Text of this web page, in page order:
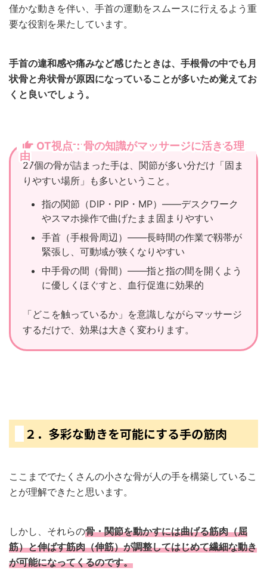
僅かな動きを伴い、手首の運動をスムースに行えるよう重
要な役割を果たしています。
手首の違和感や痛みなど感じたときは、手根骨の中でも月
状骨と舟状骨が原因になっていることが多いため覚えてお
くと良いでしょう。
OT視点：骨の知識がマッサージに活きる理
由
27個の骨が詰まった手は、関節が多い分だけ「固ま
りやすい場所」も多いということ。
指の関節（DIP・PIP・MP）——デスクワーク
やスマホ操作で曲げたまま固まりやすい
手首（手根骨周辺）——長時間の作業で靱帯が
緊張し、可動域が狭くなりやすい
中手骨の間（骨間）——指と指の間を開くよう
に優しくほぐすと、血行促進に効果的
「どこを触っているか」を意識しながらマッサージ
するだけで、効果は大きく変わります。
２．多彩な動きを可能にする手の筋肉
ここまででたくさんの小さな骨が人の手を構築しているこ
とが理解できたと思います。
しかし、それらの骨・関節を動かすには曲げる筋肉（屈
筋）と伸ばす筋肉（伸筋）が調整してはじめて繊細な動き
が可能になってくるのです。